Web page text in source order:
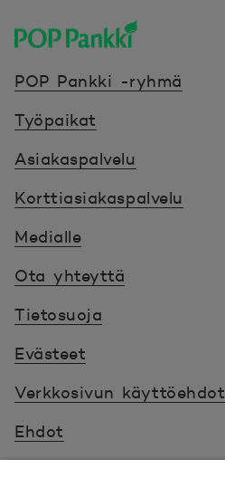
POP Pankki -ryhmä
Työpaikat
Asiakaspalvelu
Korttiasiakaspalvelu
Medialle
Ota yhteyttä
Tietosuoja
Evästeet
Verkkosivun käyttöehdot
Ehdot